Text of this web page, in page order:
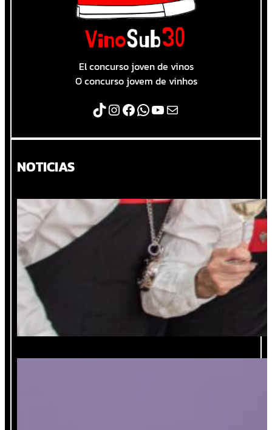
El concurso joven de vinos
O concurso jovem de vinhos
TikTok InstagramFacebook WhatsApp YouTube Correo electrónico
NOTICIAS
Madrid: La Escuela Española de Cata
invita a su 67ºCurso Internacional de
Sommelier Profesional